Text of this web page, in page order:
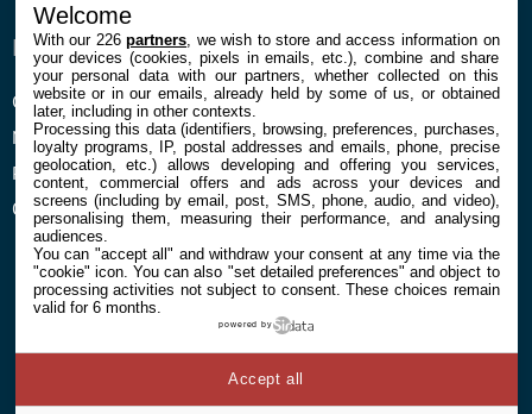
ENTREPRISE
Confidentialité et Cookies
Mentions légales et CGU
Préférences Cookies
Qui sommes nous
À PROPOS
Contact
Welcome
With our 226partners , we wish to store and access information on
your devices (cookies, pixels in emails, etc.), combine and share
your personal data with our partners, whether collected on this
website or in our emails, already held by some of us, or obtained
later, including in other contexts.
Processing this data (identifiers, browsing, preferences, purchases,
loyalty programs, IP, postal addresses and emails, phone, precise
geolocation, etc.) allows developing and offering you services,
content, commercial offers and ads across your devices and
screens (including by email, post, SMS, phone, audio, and video),
personalising them, measuring their performance, and analysing
audiences.
You can "accept all" and withdraw your consent at any time via the
"cookie" icon. You can also "set detailed preferences" and object to
processing activities not subject to consent. These choices remain
valid for 6 months.
powered by
Accept all